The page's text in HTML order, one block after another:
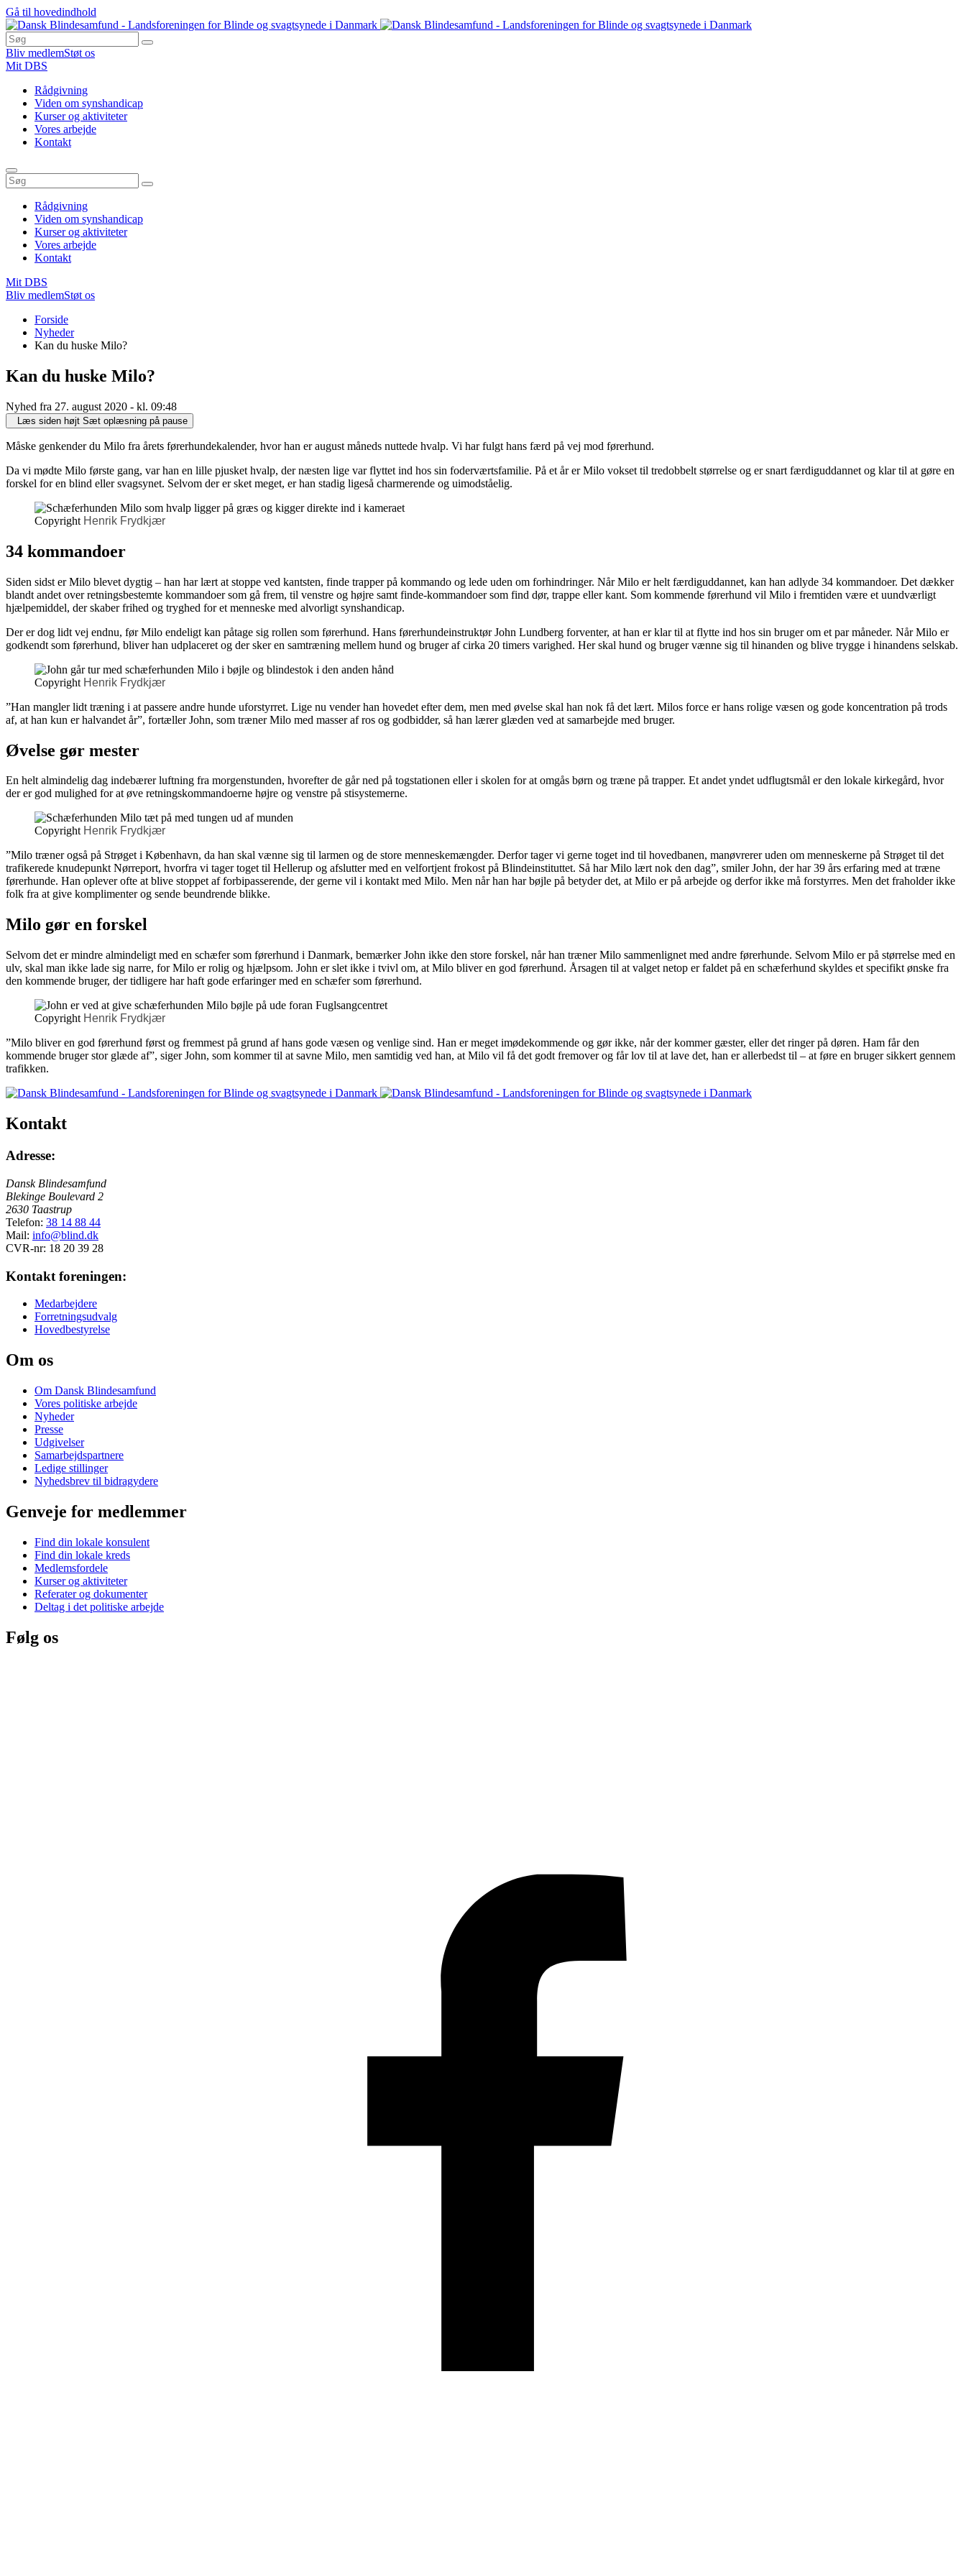
Gå til hovedindhold
Bliv medlemStøt os
Mit DBS
Rådgivning
Viden om synshandicap
Kurser og aktiviteter
Vores arbejde
Kontakt
Rådgivning
Viden om synshandicap
Kurser og aktiviteter
Vores arbejde
Kontakt
Mit DBS
Bliv medlemStøt os
Forside
Nyheder
Kan du huske Milo?
Kan du huske Milo?
Nyhed fra 27. august 2020 - kl. 09:48
Læs siden højt Sæt oplæsning på pause
Måske genkender du Milo fra årets førerhundekalender, hvor han er august måneds nuttede hvalp. Vi har fulgt hans færd på vej mod førerhund.
Da vi mødte Milo første gang, var han en lille pjusket hvalp, der næsten lige var flyttet ind hos sin foderværtsfamilie. På et år er Milo vokset til tredobbelt størrelse og er snart færdiguddannet og klar til at gøre en
forskel for en blind eller svagsynet. Selvom der er sket meget, er han stadig ligeså charmerende og uimodståelig.
Copyright Henrik Frydkjær
34 kommandoer
Siden sidst er Milo blevet dygtig – han har lært at stoppe ved kantsten, finde trapper på kommando og lede uden om forhindringer. Når Milo er helt færdiguddannet, kan han adlyde 34 kommandoer. Det dækker
blandt andet over retningsbestemte kommandoer som gå frem, til venstre og højre samt finde-kommandoer som find dør, trappe eller kant. Som kommende førerhund vil Milo i fremtiden være et uundværligt
hjælpemiddel, der skaber frihed og tryghed for et menneske med alvorligt synshandicap.
Der er dog lidt vej endnu, før Milo endeligt kan påtage sig rollen som førerhund. Hans førerhundeinstruktør John Lundberg forventer, at han er klar til at flytte ind hos sin bruger om et par måneder. Når Milo er
godkendt som førerhund, bliver han udplaceret og der sker en samtræning mellem hund og bruger af cirka 20 timers varighed. Her skal hund og bruger vænne sig til hinanden og blive trygge i hinandens selskab.
Copyright Henrik Frydkjær
”Han mangler lidt træning i at passere andre hunde uforstyrret. Lige nu vender han hovedet efter dem, men med øvelse skal han nok få det lært. Milos force er hans rolige væsen og gode koncentration på trods
af, at han kun er halvandet år”, fortæller John, som træner Milo med masser af ros og godbidder, så han lærer glæden ved at samarbejde med bruger.
Øvelse gør mester
En helt almindelig dag indebærer luftning fra morgenstunden, hvorefter de går ned på togstationen eller i skolen for at omgås børn og træne på trapper. Et andet yndet udflugtsmål er den lokale kirkegård, hvor
der er god mulighed for at øve retningskommandoerne højre og venstre på stisystemerne.
Copyright Henrik Frydkjær
”Milo træner også på Strøget i København, da han skal vænne sig til larmen og de store menneskemængder. Derfor tager vi gerne toget ind til hovedbanen, manøvrerer uden om menneskerne på Strøget til det
trafikerede knudepunkt Nørreport, hvorfra vi tager toget til Hellerup og afslutter med en velfortjent frokost på Blindeinstituttet. Så har Milo lært nok den dag”, smiler John, der har 39 års erfaring med at træne
førerhunde. Han oplever ofte at blive stoppet af forbipasserende, der gerne vil i kontakt med Milo. Men når han har bøjle på betyder det, at Milo er på arbejde og derfor ikke må forstyrres. Men det fraholder ikke
folk fra at give komplimenter og sende beundrende blikke.
Milo gør en forskel
Selvom det er mindre almindeligt med en schæfer som førerhund i Danmark, bemærker John ikke den store forskel, når han træner Milo sammenlignet med andre førerhunde. Selvom Milo er på størrelse med en
ulv, skal man ikke lade sig narre, for Milo er rolig og hjælpsom. John er slet ikke i tvivl om, at Milo bliver en god førerhund. Årsagen til at valget netop er faldet på en schæferhund skyldes et specifikt ønske fra
den kommende bruger, der tidligere har haft gode erfaringer med en schæfer som førerhund.
Copyright Henrik Frydkjær
”Milo bliver en god førerhund først og fremmest på grund af hans gode væsen og venlige sind. Han er meget imødekommende og gør ikke, når der kommer gæster, eller det ringer på døren. Ham får den
kommende bruger stor glæde af”, siger John, som kommer til at savne Milo, men samtidig ved han, at Milo vil få det godt fremover og får lov til at lave det, han er allerbedst til – at føre en bruger sikkert gennem
trafikken.
Kontakt
Adresse:
Dansk Blindesamfund
Blekinge Boulevard 2
2630 Taastrup
Telefon: 38 14 88 44
Mail: info@blind.dk
CVR-nr: 18 20 39 28
Kontakt foreningen:
Medarbejdere
Forretningsudvalg
Hovedbestyrelse
Om os
Om Dansk Blindesamfund
Vores politiske arbejde
Nyheder
Presse
Udgivelser
Samarbejdspartnere
Ledige stillinger
Nyhedsbrev til bidragydere
Genveje for medlemmer
Find din lokale konsulent
Find din lokale kreds
Medlemsfordele
Kurser og aktiviteter
Referater og dokumenter
Deltag i det politiske arbejde
Følg os